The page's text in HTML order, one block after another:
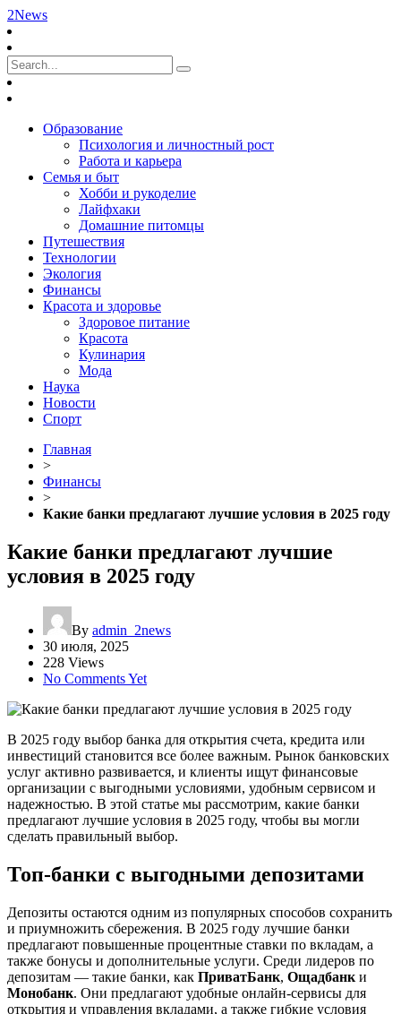
2News
Образование
Психология и личностный рост
Работа и карьера
Семья и быт
Хобби и рукоделие
Лайфхаки
Домашние питомцы
Путешествия
Технологии
Экология
Финансы
Красота и здоровье
Здоровое питание
Красота
Кулинария
Мода
Наука
Новости
Спорт
Главная
>
Финансы
>
Какие банки предлагают лучшие условия в 2025 году
Какие банки предлагают лучшие
условия в 2025 году
By admin_2news
30 июля, 2025
228 Views
No Comments Yet
В 2025 году выбор банка для открытия счета, кредита или
инвестиций становится все более важным. Рынок банковских
услуг активно развивается, и клиенты ищут финансовые
организации с выгодными условиями, удобным сервисом и
надежностью. В этой статье мы рассмотрим, какие банки
предлагают лучшие условия в 2025 году, чтобы вы могли
сделать правильный выбор.
Топ-банки с выгодными депозитами
Депозиты остаются одним из популярных способов сохранить
и приумножить сбережения. В 2025 году лучшие банки
предлагают повышенные процентные ставки по вкладам, а
также бонусы и дополнительные услуги. Среди лидеров по
депозитам — такие банки, как ПриватБанк, Ощадбанк и
Монобанк. Они предлагают удобные онлайн-сервисы для
открытия и управления вкладами, а также гибкие условия